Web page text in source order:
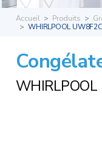
Accueil Produits
WHIRLPOOL